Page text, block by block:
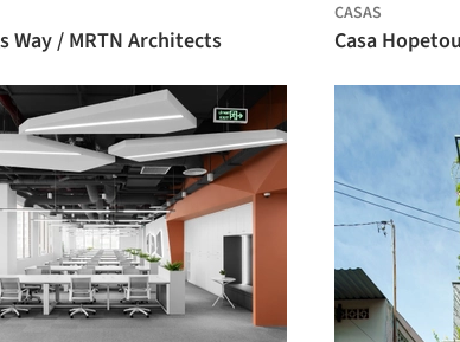
Way / MRTN Architects
CASAS
Casa